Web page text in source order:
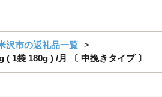
沢市の返礼品一覧
( 1袋 180g ) /月 〔 中挽きタイプ 〕